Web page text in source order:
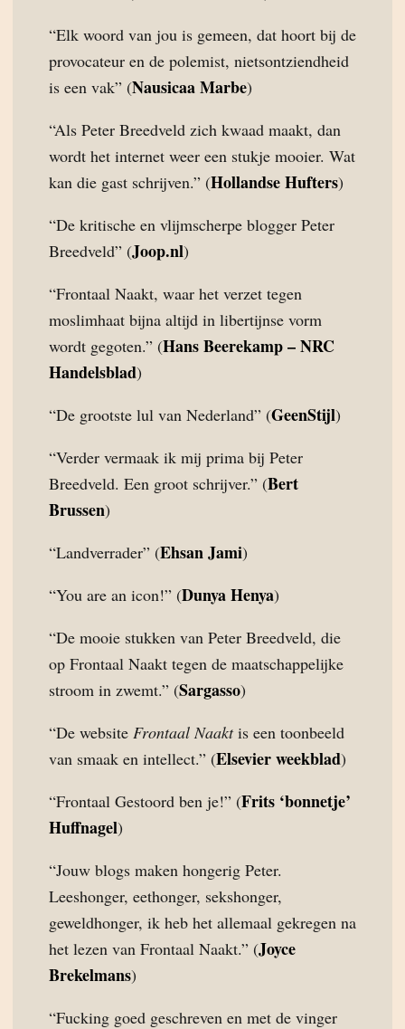
“Elk woord van jou is gemeen, dat hoort bij de
provocateur en de polemist, nietsontziendheid
is een vak” (Nausicaa Marbe)
“Als Peter Breedveld zich kwaad maakt, dan
wordt het internet weer een stukje mooier. Wat
kan die gast schrijven.” (Hollandse Hufters)
“De kritische en vlijmscherpe blogger Peter
Breedveld” (Joop.nl)
“Frontaal Naakt, waar het verzet tegen
moslimhaat bijna altijd in libertijnse vorm
wordt gegoten.” (Hans Beerekamp – NRC
Handelsblad)
“De grootste lul van Nederland” (GeenStijl)
“Verder vermaak ik mij prima bij Peter
Breedveld. Een groot schrijver.” (Bert
Brussen)
“Landverrader” (Ehsan Jami)
“You are an icon!” (Dunya Henya)
“De mooie stukken van Peter Breedveld, die
op Frontaal Naakt tegen de maatschappelijke
stroom in zwemt.” (Sargasso)
“De website Frontaal Naaktis een toonbeeld
van smaak en intellect.” (Elsevier weekblad)
“Frontaal Gestoord ben je!” (Frits ‘bonnetje’
Huffnagel)
“Jouw blogs maken hongerig Peter.
Leeshonger, eethonger, sekshonger,
geweldhonger, ik heb het allemaal gekregen na
het lezen van Frontaal Naakt.” (Joyce
Brekelmans)
“Fucking goed geschreven en met de vinger